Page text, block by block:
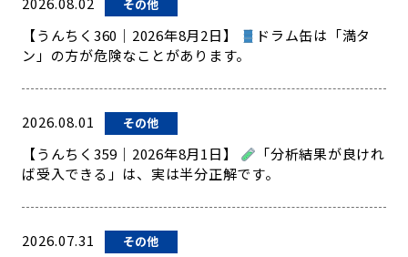
その他
【うんちく360｜2026年8月2日】
ドラム缶は「満タ
ン」の方が危険なことがあります。
2026.08.01 その他
【うんちく359｜2026年8月1日】
「分析結果が良けれ
ば受入できる」は、実は半分正解です。
2026.07.31 その他